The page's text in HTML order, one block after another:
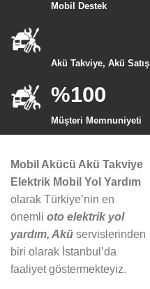
Mobil Destek
Akü Takviye, Akü Satış
%100
Müşteri Memnuniyeti
Mobil Akücü Akü Takviye
Elektrik Mobil Yol Yardım
olarak Türkiye’nin en
önemli oto elektrik yol
yardım, Akü servislerinden
biri olarak İstanbul’da
faaliyet göstermekteyiz.